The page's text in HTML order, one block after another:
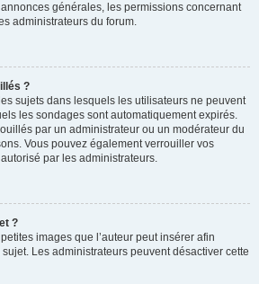
générales, les permissions concernant
administrateurs du forum.
?
sujets dans lesquels les utilisateurs ne peuvent
les sondages sont automatiquement expirés.
par un administrateur ou un modérateur du
Vous pouvez également verrouiller vos
par les administrateurs.
?
images que l’auteur peut insérer afin
Les administrateurs peuvent désactiver cette